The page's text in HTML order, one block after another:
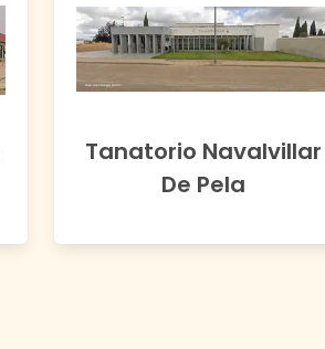
Tanatorio Navalvillar
De Pela